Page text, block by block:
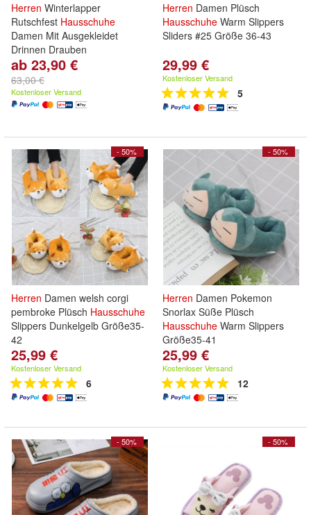
Herren Winterlapper
Rutschfest Hausschuhe
Damen Mit Ausgekleidet
Drinnen Drauben
ab 23,90 €
63,00 €
Kostenloser Versand
Herren Damen Plüsch
Hausschuhe Warm Slippers
Sliders #25 Größe 36-43
29,99 €
Kostenloser Versand
5
- 50%
Herren Damen welsh corgi
pembroke Plüsch Hausschuhe
Slippers Dunkelgelb Größe35-
42
25,99 €
Kostenloser Versand
6
- 50%
Herren Damen Pokemon
Snorlax Süße Plüsch
Hausschuhe Warm Slippers
Größe35-41
25,99 €
Kostenloser Versand
12
- 50% - 50%